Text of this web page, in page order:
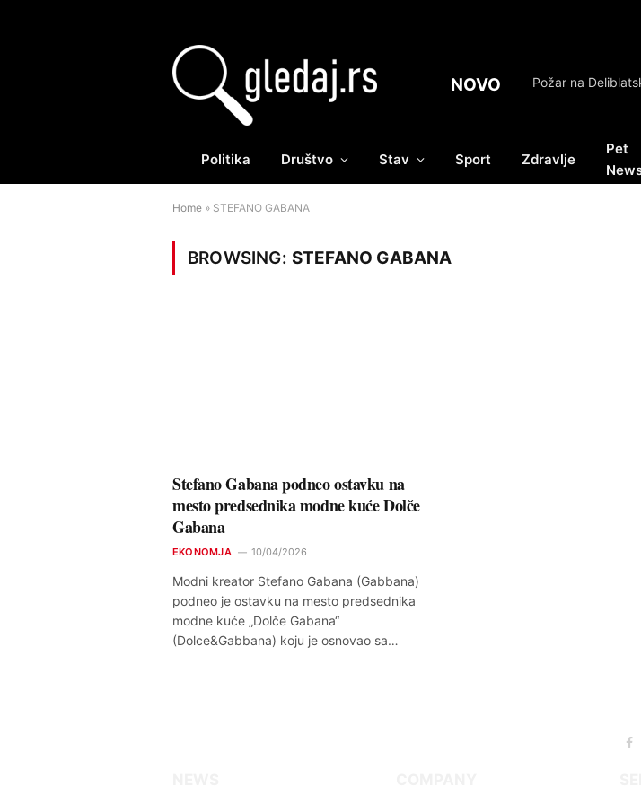
NOVO
Politika Društvo Stav Sport Zdravlje
Pet
Home » STEFANO GABANA
BROWSING: STEFANO GABANA
Stefano Gabana podneo ostavku na
mesto predsednika modne kuće Dolče
Gabana
EKONOMJA 10/04/2026
Modni kreator Stefano Gabana (Gabbana)
podneo je ostavku na mesto predsednika
modne kuće „Dolče Gabana“
(Dolce&Gabbana) koju je osnovao sa…